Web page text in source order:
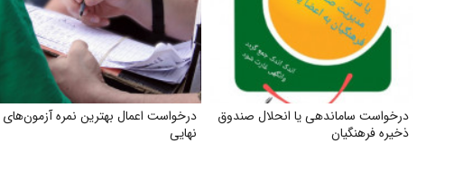
درخواست ساماندهی یا انحلال صندوق
ذخیره فرهنگیان
درخواست اعمال بهترین نمره آزمون‌های
نهایی